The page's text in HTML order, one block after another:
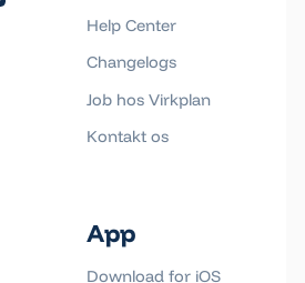
Help Center
Changelogs
Job hos Virkplan
Kontakt os
App
Download for iOS